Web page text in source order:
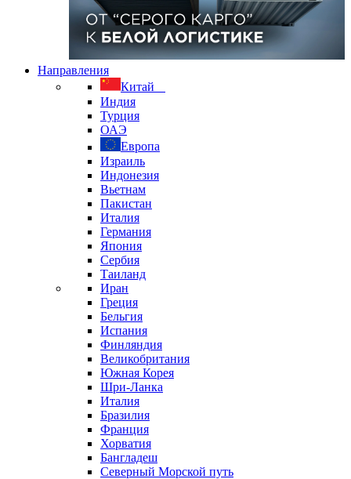
Направления
Китай
Индия
Турция
ОАЭ
Европа
Израиль
Индонезия
Вьетнам
Пакистан
Италия
Германия
Япония
Сербия
Таиланд
Иран
Греция
Бельгия
Испания
Финляндия
Великобритания
Южная Корея
Шри-Ланка
Италия
Бразилия
Франция
Хорватия
Бангладеш
Северный Морской путь